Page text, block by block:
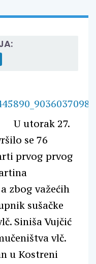
U utorak 27.
se 76
prvog prvog
zbog važećih
sušačke
Siniša Vujčić
vlč.
u Kostreni